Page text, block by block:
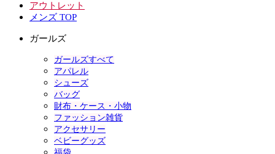
アウトレット
メンズ TOP
ガールズ
ガールズすべて
アパレル
シューズ
バッグ
財布・ケース・小物
ファッション雑貨
アクセサリー
ベビーグッズ